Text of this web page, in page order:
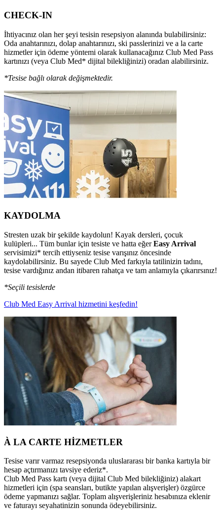
CHECK-IN
İhtiyacınız olan her şeyi tesisin resepsiyon alanında bulabilirsiniz:
Oda anahtarınızı, dolap anahtarınızı, ski passlerinizi ve a la carte
hizmetler için ödeme yöntemi olarak kullanacağınız Club Med Pass
kartınızı (veya Club Med* dijital bilekliğinizi) oradan alabilirsiniz.
*Tesise bağlı olarak değişmektedir.
KAYDOLMA
Stresten uzak bir şekilde kaydolun! Kayak dersleri, çocuk
kulüpleri... Tüm bunlar için tesiste ve hatta eğerEasy Arrival
servisimizi* tercih ettiyseniz tesise varışınız öncesinde
kaydolabilirsiniz. Bu sayede Club Med farkıyla tatilinizin tadını,
tesise vardığınız andan itibaren rahatça ve tam anlamıyla çıkarırsınız!
*Seçili tesislerde
Club Med Easy Arrival hizmetini keşfedin!
À LA CARTE HİZMETLER
Tesise varır varmaz resepsiyonda uluslararası bir banka kartıyla bir
hesap açtırmanızı tavsiye ederiz*.
Club Med Pass kartı (veya dijital Club Med bilekliğiniz) alakart
hizmetleri için (spa seansları, butikte yapılan alışverişler) özgürce
ödeme yapmanızı sağlar. Toplam alışverişleriniz hesabınıza eklenir
ve faturayı seyahatinizin sonunda ödeyebilirsiniz.